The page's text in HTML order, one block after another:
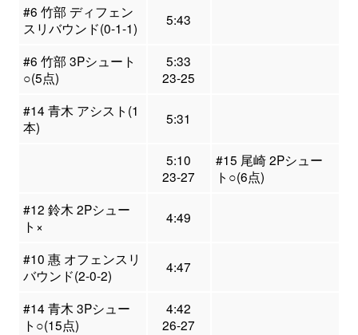
#6 竹部 ディフェン
スリバウンド(0-1-1)
5:43
#6 竹部 3Pシュート
○(5点)
5:33
23-25
#14 青木 アシスト(1
本)
5:31
5:10
23-27
#15 尾崎 2Pシュー
ト○(6点)
#12 鈴木 2Pシュー
ト×
4:49
#10 惠 オフェンスリ
バウンド(2-0-2)
4:47
#14 青木 3Pシュー
ト○(15点)
4:42
26-27